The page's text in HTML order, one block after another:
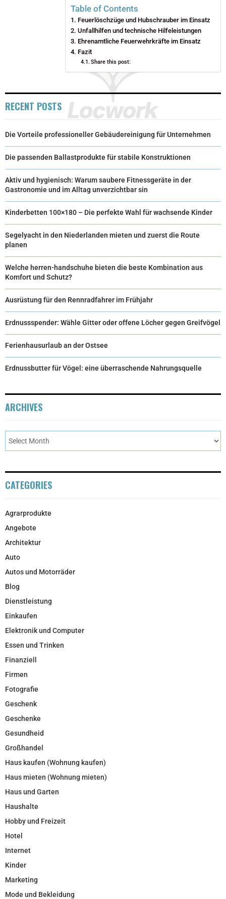
)
B
O
O
K
R
E
S
T
D
I
Table of Contents
Feuerlöschzüge und Hubschrauber im Einsatz
Unfallhilfen und technische Hilfeleistungen
Ehrenamtliche Feuerwehrkräfte im Einsatz
Fazit
Share this post:
RECENT POSTS
Die Vorteile professioneller Gebäudereinigung für Unternehmen
Die passenden Ballastprodukte für stabile Konstruktionen
Aktiv und hygienisch: Warum saubere Fitnessgeräte in der
Gastronomie und im Alltag unverzichtbar sin
Kinderbetten 100×180 – Die perfekte Wahl für wachsende Kinder
Segelyacht in den Niederlanden mieten und zuerst die Route
planen
Welche herren-handschuhe bieten die beste Kombination aus
Komfort und Schutz?
Ausrüstung für den Rennradfahrer im Frühjahr
Erdnussspender: Wähle Gitter oder offene Löcher gegen Greifvögel
Ferienhausurlaub an der Ostsee
Erdnussbutter für Vögel: eine überraschende Nahrungsquelle
ARCHIVES
CATEGORIES
Agrarprodukte
Angebote
Architektur
Auto
Autos und Motorräder
Blog
Dienstleistung
Einkaufen
Elektronik und Computer
Essen und Trinken
Finanziell
Firmen
Fotografie
Geschenk
Geschenke
Gesundheid
Großhandel
Haus kaufen (Wohnung kaufen)
Haus mieten (Wohnung mieten)
Haus und Garten
Haushalte
Hobby und Freizeit
Hotel
Internet
Kinder
Marketing
Mode und Bekleidung